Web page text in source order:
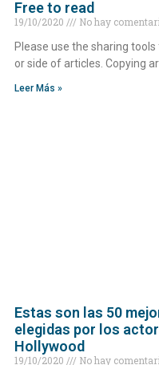
Free to read
19/10/2020
No hay
Please use the sharing
or side of articles. Copying
Leer Más »
Estas son las 50
elegidas por los
Hollywood
19/10/2020 No hay